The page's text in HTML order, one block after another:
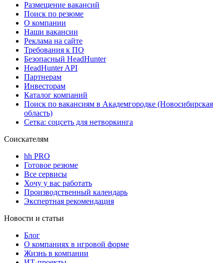
Размещение вакансий
Поиск по резюме
О компании
Наши вакансии
Реклама на сайте
Требования к ПО
Безопасный HeadHunter
HeadHunter API
Партнерам
Инвесторам
Каталог компаний
Поиск по вакансиям в Академгородке (Новосибирская
область)
Сетка: соцсеть для нетворкинга
Соискателям
hh PRO
Готовое резюме
Все сервисы
Хочу у вас работать
Производственный календарь
Экспертная рекомендация
Новости и статьи
Блог
О компаниях в игровой форме
Жизнь в компании